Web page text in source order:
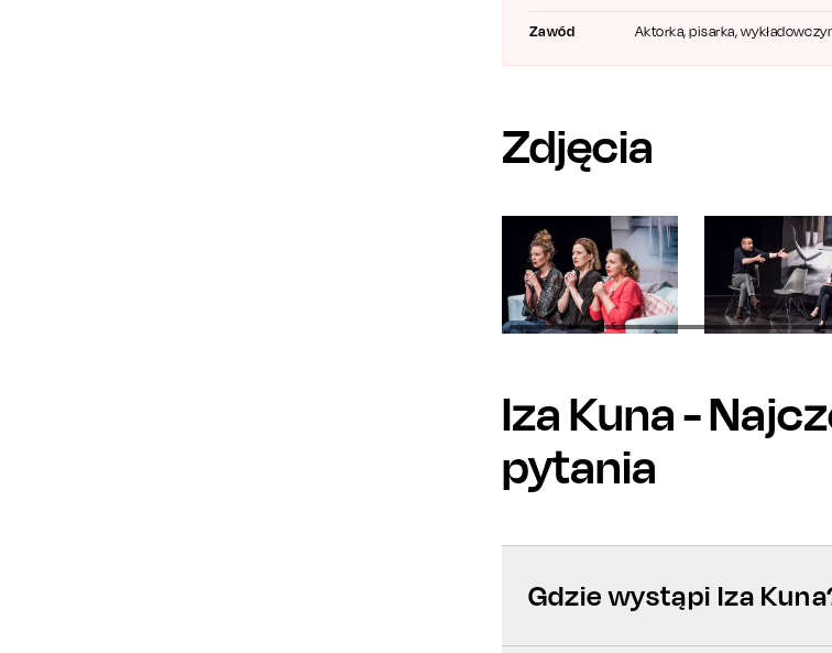
Zawód Aktorka, pisarka,
Zdjęcia
Iza Kuna-
pytania
Gdzie wystąpi Iza